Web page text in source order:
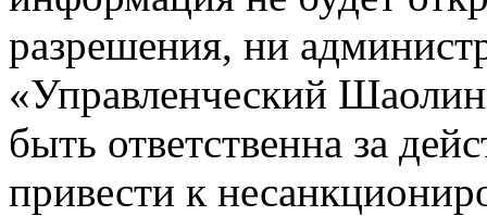
разрешения, ни
«Управленческий
быть ответственна за
привести к